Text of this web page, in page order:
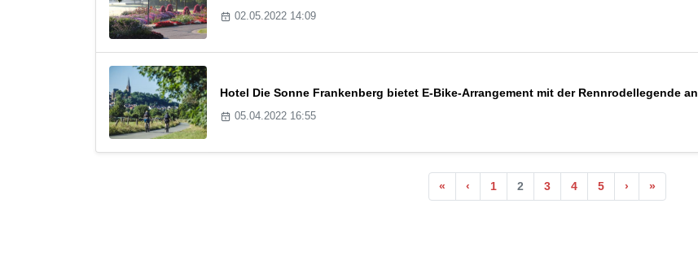
02.05.2022 14:09
Hotel Die Sonne Frankenberg bietet E-Bike-Arrangement mit der Rennrodellegende an
05.04.2022 16:55
« ‹ 1 2 3 4 5 › »